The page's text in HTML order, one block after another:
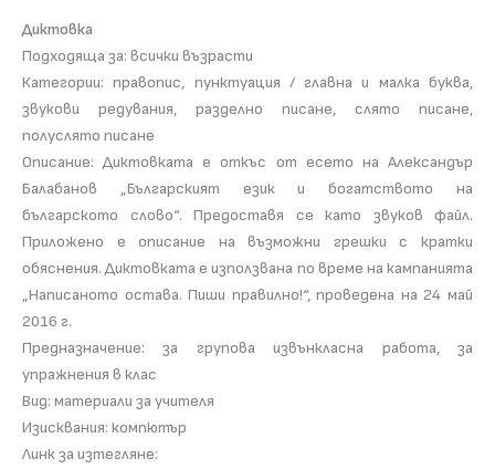
Диктовка
Подходяща за: всички възрасти
Категории: правопис, пунктуация / главна и малка буква,
звукови редувания, разделно писане, слято писане,
полуслято писане
Описание: Диктовката е откъс от есето на Александър
Балабанов „Българският език и богатството на
българското слово“. Предоставя се като звуков файл.
Прилoжено e описание на възможни грешки с кратки
обяснения. Диктовката е използвана по време на кампанията
„Написаното остава. Пиши правилно!“, проведена на 24 май
2016 г.
Предназначение: за групова извънкласна работа, за
упражнения в клас
Вид: материали за учителя
Изисквания: компютър
Линк за изтегляне: